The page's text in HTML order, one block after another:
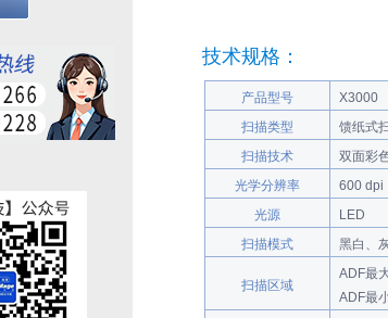
技术规格：
产品型号
X3000
扫描类型
馈纸式
扫描技术
双面彩
光学分辨率
600 dpi
光源
LED
扫描模式
黑白、
扫描区域
ADF最
ADF最